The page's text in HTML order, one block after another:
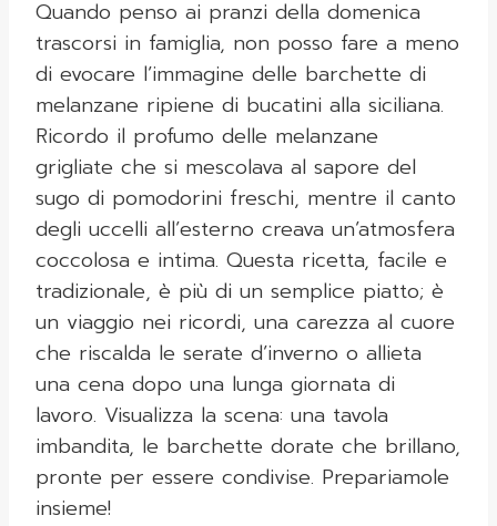
Quando penso ai pranzi della domenica
trascorsi in famiglia, non posso fare a meno
di evocare l’immagine delle barchette di
melanzane ripiene di bucatini alla siciliana.
Ricordo il profumo delle melanzane
grigliate che si mescolava al sapore del
sugo di pomodorini freschi, mentre il canto
degli uccelli all’esterno creava un’atmosfera
coccolosa e intima. Questa ricetta, facile e
tradizionale, è più di un semplice piatto; è
un viaggio nei ricordi, una carezza al cuore
che riscalda le serate d’inverno o allieta
una cena dopo una lunga giornata di
lavoro. Visualizza la scena: una tavola
imbandita, le barchette dorate che brillano,
pronte per essere condivise. Prepariamole
insieme!